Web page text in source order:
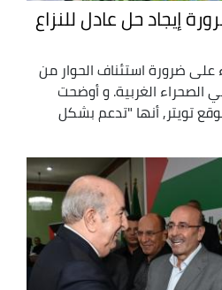
إيجاد حل عادل للنزاع
على ضرورة استئناف الحوار من
الصحراء الغربية. و أوضحت
تويتر, أنها "تدعم بشكل